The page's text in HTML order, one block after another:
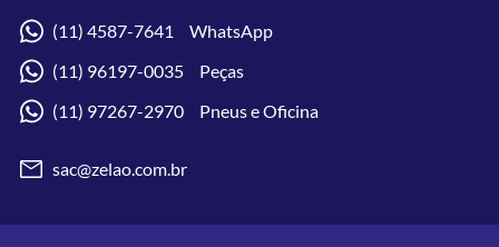
(11) 4587-7641 WhatsApp
(11) 96197-0035 Peças
(11) 97267-2970 Pneus e Oficina
sac@zelao.com.br